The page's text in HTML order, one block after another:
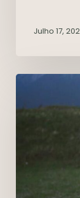
Julho 17,